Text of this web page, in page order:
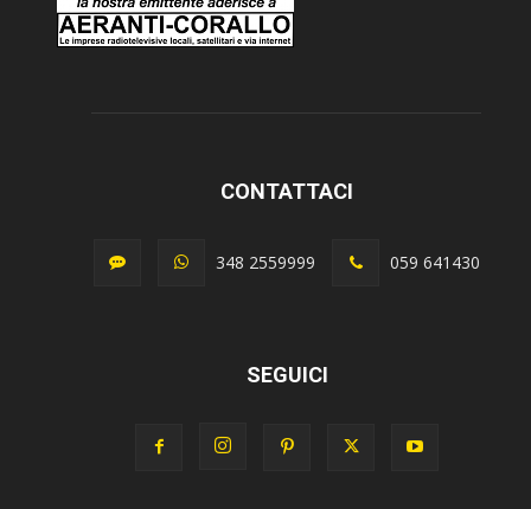
CONTATTACI
348 2559999 059 641430
SEGUICI